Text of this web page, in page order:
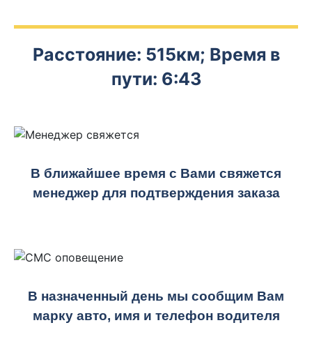
Расстояние: 515км; Время в
пути: 6:43
В ближайшее время с Вами свяжется
менеджер для подтверждения заказа
В назначенный день мы сообщим Вам
марку авто, имя и телефон водителя